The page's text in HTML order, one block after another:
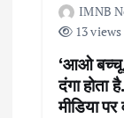
IMNB
13 views
‘आओ बच्चू,
दंगा होता
मीडिया